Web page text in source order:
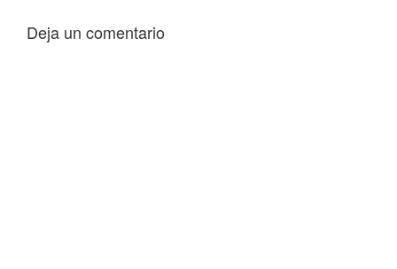
Deja un comentario